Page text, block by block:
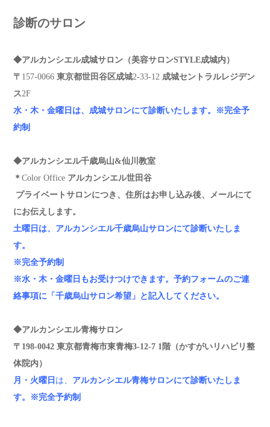
診断のサロン
◆アルカンシエル成城サロン（美容サロンSTYLE成城内）
〒 157-0066 東京都世田谷区成城2-33-12 成城セントラルレジデン
ス2F
水・木・金曜日は、成城サロンにて診断いたします。
※完全予
約制
◆アルカンシエル千歳烏山&仙川教室
＊ Color Office アルカンシエル世田谷
プライベートサロンにつき、住所はお申し込み後、メールにて
にお伝えします。
土曜日は、アルカンシエル千歳烏山サロンにて診断いたしま
す。
※完全予約制
※水・木・金曜日もお受けつけできます。予約フォームのご連
絡事項に「千歳烏山サロン希望」と記入してください。
◆アルカンシエル青梅サロン
〒198-0042 東京都青梅市東青梅3-12-7 1階（かすがいリハビリ整
体院内）
月・火曜日 は、 アルカンシエル青梅サロンにて診断いたしま
す。
※完全予約制